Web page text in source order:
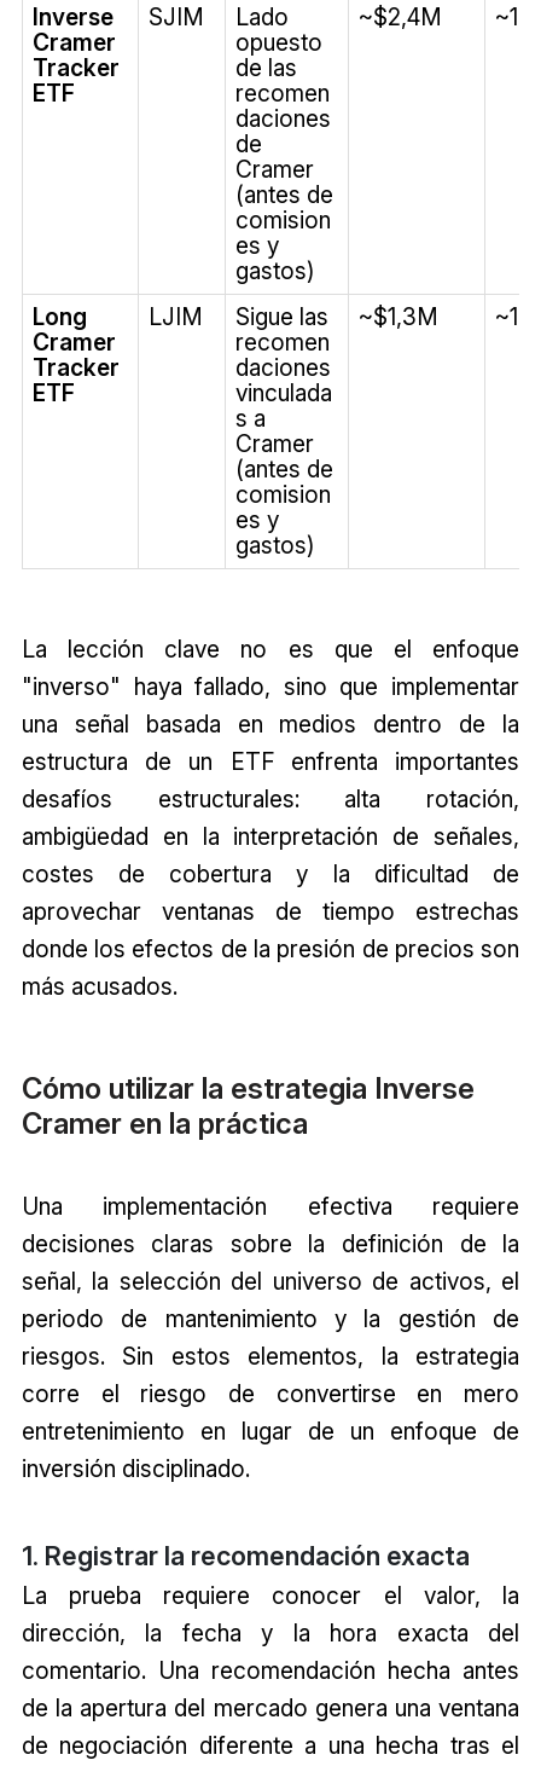
Inverse
Cramer
Tracker
ETF
SJIM
Lado
opuesto
de las
recomen
daciones
de
Cramer
(antes de
comision
es y
gastos)
~$2,4M
Long
Cramer
Tracker
ETF
LJIM
Sigue las
recomen
daciones
vinculada
s a
Cramer
(antes de
comision
es y
gastos)
~$1,3M
La lección clave no es que el enfoque
"inverso" haya fallado, sino que implementar
una señal basada en medios dentro de la
estructura de un ETF enfrenta importantes
desafíos estructurales: alta rotación,
ambigüedad en la interpretación de señales,
costes de cobertura y la dificultad de
aprovechar ventanas de tiempo estrechas
donde los efectos de la presión de precios son
más acusados.
Cómo utilizar la estrategia Inverse
Cramer en la práctica
Una implementación efectiva requiere
decisiones claras sobre la definición de la
señal, la selección del universo de activos, el
periodo de mantenimiento y la gestión de
riesgos. Sin estos elementos, la estrategia
corre el riesgo de convertirse en mero
entretenimiento en lugar de un enfoque de
inversión disciplinado.
1. Registrar la recomendación exacta
La prueba requiere conocer el valor, la
dirección, la fecha y la hora exacta del
comentario. Una recomendación hecha antes
de la apertura del mercado genera una ventana
de negociación diferente a una hecha tras el